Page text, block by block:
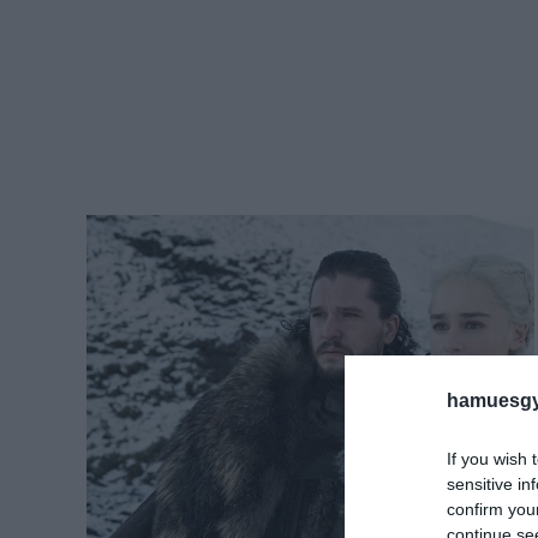
If you wish
sensitive
confirm
continue